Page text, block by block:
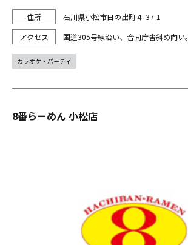
石川県小松市日の出町４-37-1
国道305号線沿い、合同庁舎斜め向い。
カラオケ・パーティ
8番らーめん 小松店